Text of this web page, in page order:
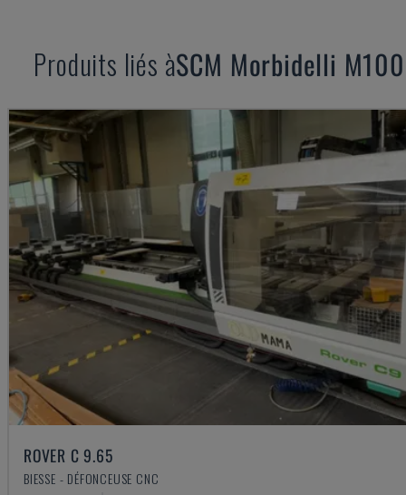
Produits liés àSCM Morbidelli M100
ROVER C 9.65
BIESSE - DÉFONCEUSE CNC